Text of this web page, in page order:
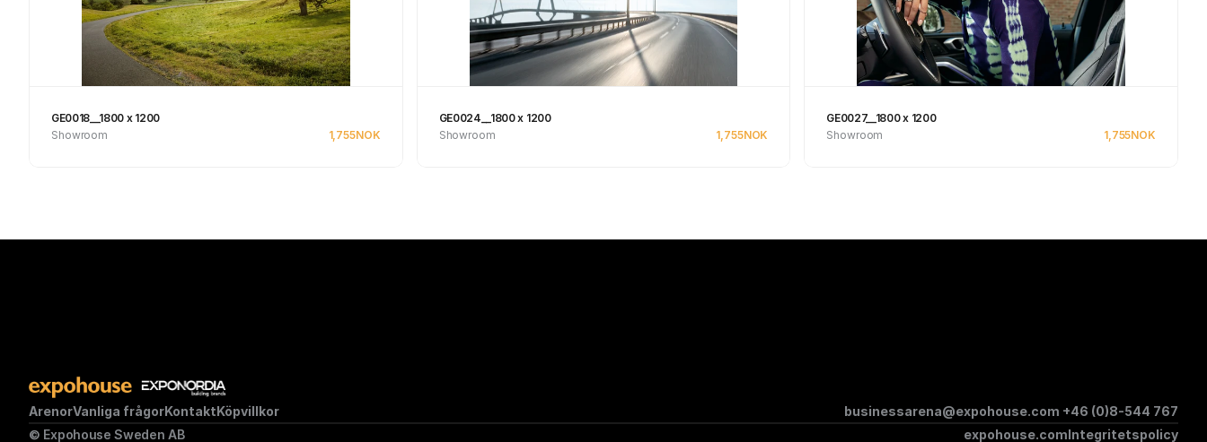
GE0018__1800 x 1200
Showroom
1,755NOK
GE0024__1800 x 1200
Showroom
1,755NOK
GE0027__1800 x 1200
Showroom
1,755NOK
ArenorVanliga frågorKontaktKöpvillkor businessarena@expohouse.com +46 (0)8-544 767
© Expohouse Sweden AB
expohouse.comIntegritetspolicy